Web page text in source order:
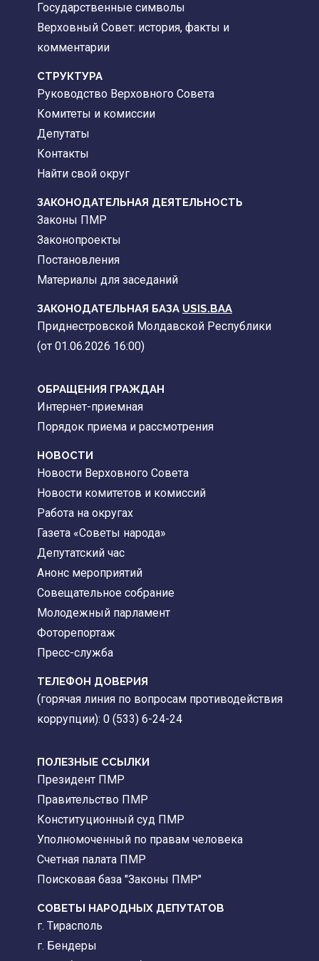
Государственные символы
Верховный Совет: история, факты и
комментарии
CТРУКТУРА
Руководство Верховного Совета
Комитеты и комиссии
Депутаты
Контакты
Найти свой округ
ЗАКОНОДАТЕЛЬНАЯ ДЕЯТЕЛЬНОСТЬ
Законы ПМР
Законопроекты
Постановления
Материалы для заседаний
ЗАКОНОДАТЕЛЬНАЯ БАЗА USIS.BAA
Приднестровской Молдавской Республики
(от 01.06.2026 16:00)
ОБРАЩЕНИЯ ГРАЖДАН
Интернет-приемная
Порядок приема и рассмотрения
НОВОСТИ
Новости Верховного Совета
Новости комитетов и комиссий
Работа на округах
Газета «Советы народа»
Депутатский час
Анонс мероприятий
Совещательное собрание
Молодежный парламент
Фоторепортаж
Пресс-служба
ТЕЛЕФОН ДОВЕРИЯ
(горячая линия по вопросам противодействия
коррупции): 0 (533) 6-24-24
ПОЛЕЗНЫЕ ССЫЛКИ
Президент ПМР
Правительство ПМР
Конституционный суд ПМР
Уполномоченный по правам человека
Счетная палата ПМР
Поисковая база "Законы ПМР"
СОВЕТЫ НАРОДНЫХ ДЕПУТАТОВ
г. Тирасполь
г. Бендеры